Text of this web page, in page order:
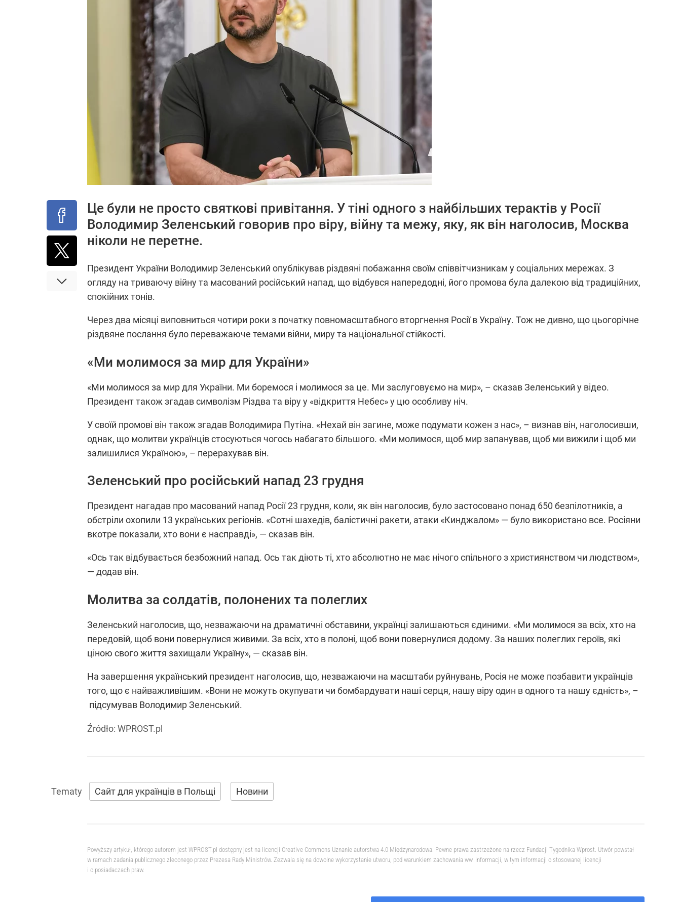
Це були не просто святкові привітання. У тіні одного з найбільших терактів у Росії
Володимир Зеленський говорив про віру, війну та межу, яку, як він наголосив, Москва
ніколи не перетне.
Президент України Володимир Зеленський опублікував різдвяні побажання своїм співвітчизникам у соціальних мережах. З
огляду на триваючу війну та масований російський напад, що відбувся напередодні, його промова була далекою від традиційних,
спокійних тонів.
Через два місяці виповниться чотири роки з початку повномасштабного вторгнення Росії в Україну. Тож не дивно, що цьогорічне
різдвяне послання було переважаюче темами війни, миру та національної стійкості.
«Ми молимося за мир для України»
«Ми молимося за мир для України. Ми боремося і молимося за це. Ми заслуговуємо на мир», – сказав Зеленський у відео.
Президент також згадав символізм Різдва та віру у «відкриття Небес» у цю особливу ніч.
У своїй промові він також згадав Володимира Путіна. «Нехай він загине, може подумати кожен з нас», – визнав він, наголосивши,
однак, що молитви українців стосуються чогось набагато більшого. «Ми молимося, щоб мир запанував, щоб ми вижили і щоб ми
залишилися Україною», – перерахував він.
Зеленський про російський напад 23 грудня
Президент нагадав про масований напад Росії 23 грудня, коли, як він наголосив, було застосовано понад 650 безпілотників, а
обстріли охопили 13 українських регіонів. «Сотні шахедів, балістичні ракети, атаки «Кинджалом» — було використано все. Росіяни
вкотре показали, хто вони є насправді», — сказав він.
«Ось так відбувається безбожний напад. Ось так діють ті, хто абсолютно не має нічого спільного з християнством чи людством»,
— додав він.
Молитва за солдатів, полонених та полеглих
Зеленський наголосив, що, незважаючи на драматичні обставини, українці залишаються єдиними. «Ми молимося за всіх, хто на
передовій, щоб вони повернулися живими. За всіх, хто в полоні, щоб вони повернулися додому. За наших полеглих героїв, які
ціною свого життя захищали Україну», — сказав він.
На завершення український президент наголосив, що, незважаючи на масштаби руйнувань, Росія не може позбавити українців
того, що є найважливішим. «Вони не можуть окупувати чи бомбардувати наші серця, нашу віру один в одного та нашу єдність», –
підсумував Володимир Зеленський.
Źródło: WPROST.pl
Сайт для українців в Польщі Новини
Powyższy artykuł, którego autorem jest WPROST.pl dostępny jest na licencji Creative Commons Uznanie autorstwa 4.0 Międzynarodowa. Pewne prawa zastrzeżone na rzecz Fundacji Tygodnika Wprost. Utwór powstał
w ramach zadania publicznego zleconego przez Prezesa Rady Ministrów. Zezwala się na dowolne wykorzystanie utworu, pod warunkiem zachowania ww. informacji, w tym informacji o stosowanej licencji
i o posiadaczach praw.